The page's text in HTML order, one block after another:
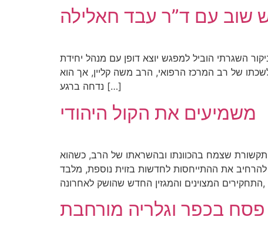
שוב עם ד”ר עבד חאלילה
השגרתי הוביל למפגש יוצא דופן עם מנהל יחידת
של רב המרכז הרפואי, הרב משה קליין, אך הוא
נדחה ברגע […]
משמיעים את הקול היהודי
תקשורת שצמח בהכוונתו ובהשראתו של הרב, כשהוא
את ההתייחסות לחדשות בזוית נוספת, מלבד
[…]
בכפר וגלריה מורחבת